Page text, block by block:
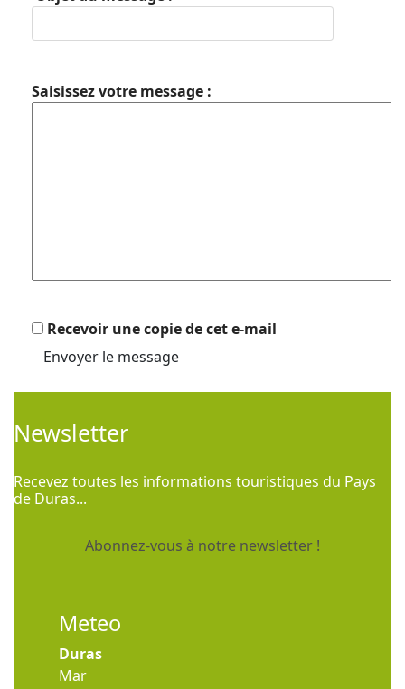
Saisissez votre message :
Recevoir une copie de cet e-mail
Envoyer le message
Newsletter
Recevez toutes les informations touristiques du Pays
de Duras...
Abonnez-vous à notre newsletter !
Meteo
Duras
Mar